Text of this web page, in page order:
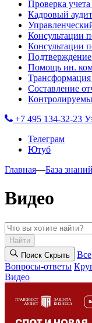
Проверка
Кадровый аудит
Консультации
Консультации
Подтверждение
Помощь ин.
Составление
+7 495 134-32-23
Телеграм
Ютуб
Главная—База знаний
Видео
Найти
Поиск Cкрыть Все
Вопросы-ответы
Видео